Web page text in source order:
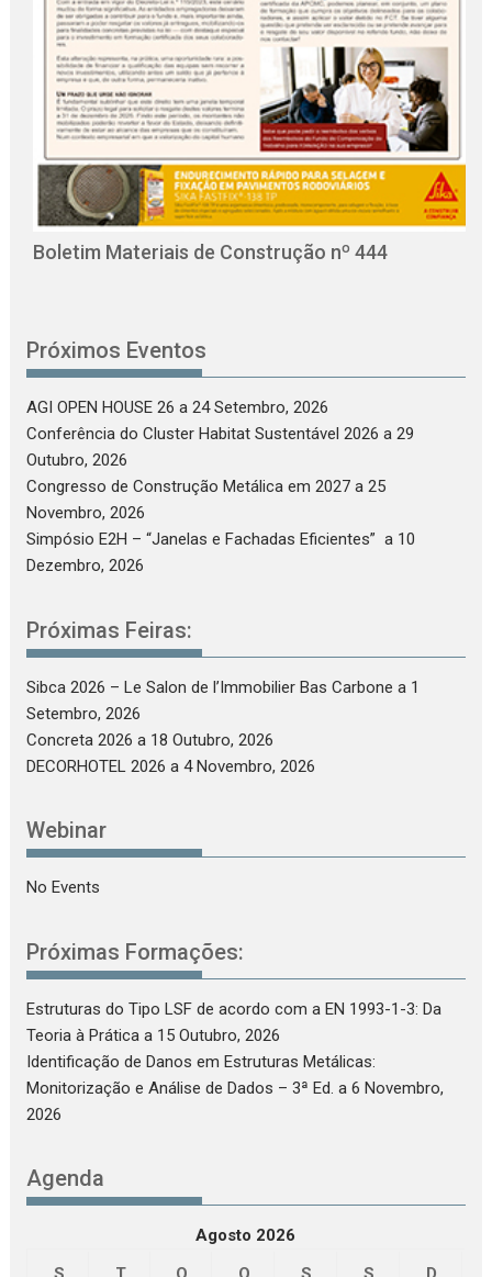
Boletim Materiais de Construção nº 444
Próximos Eventos
AGI OPEN HOUSE 26 a 24 Setembro, 2026
Conferência do Cluster Habitat Sustentável 2026 a 29
Outubro, 2026
Congresso de Construção Metálica em 2027 a 25
Novembro, 2026
Simpósio E2H – “Janelas e Fachadas Eficientes” a 10
Dezembro, 2026
Próximas Feiras:
Sibca 2026 – Le Salon de l’Immobilier Bas Carbone a 1
Setembro, 2026
Concreta 2026 a 18 Outubro, 2026
DECORHOTEL 2026 a 4 Novembro, 2026
Webinar
No Events
Próximas Formações:
Estruturas do Tipo LSF de acordo com a EN 1993-1-3: Da
Teoria à Prática a 15 Outubro, 2026
Identificação de Danos em Estruturas Metálicas:
Monitorização e Análise de Dados – 3ª Ed. a 6 Novembro,
2026
Agenda
Agosto 2026